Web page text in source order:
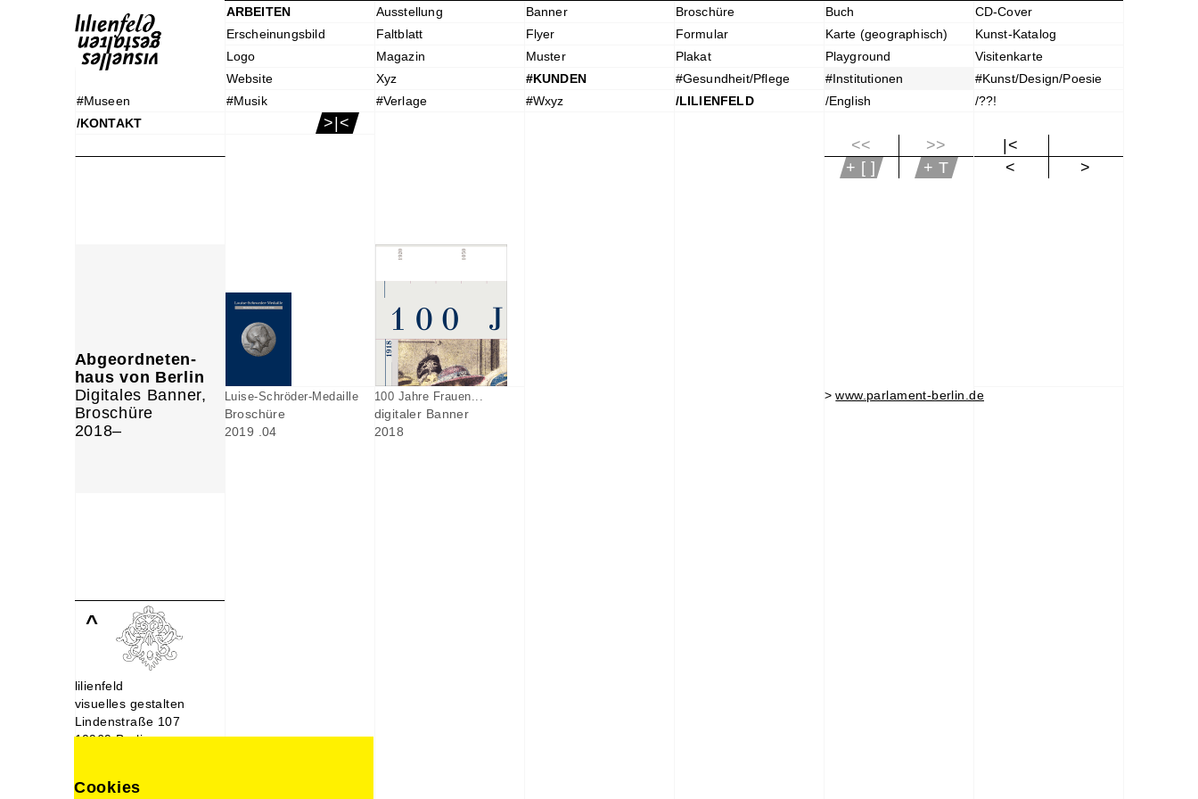
ARBEITEN Ausstellung Banner Broschüre Buch
CD-Cover
Erscheinungsbild
Faltblatt Flyer Formular Karte (geographisch)
Kunst-Katalog
Logo
Magazin Muster Plakat Playground
Visitenkarte
Website
Xyz #KUNDEN #Gesundheit/Pflege #Institutionen
#Kunst/Design/Poesie
#Museen
#Musik #Verlage #Wxyz /LILIENFELD /English
/??!
/KONTAKT
>|<
<<
>>
+ [ ]
+ T
|<
<
>
Abgeordneten-
haus von Berlin
Digitales Banner,
Broschüre
2018–
Luise-Schröder-Medaille
Broschüre
2019 .04
100 Jahre Frauen...
digitaler Banner
2018
>www.parlament-berlin.de
^
lilienfeld
visuelles gestalten
Lindenstraße 107
10969 Berlin
design@lilien-feld.de
Cookies